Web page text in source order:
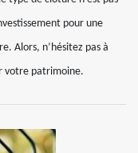
pour une
Alors, n’hésitez pas à
votre patrimoine.